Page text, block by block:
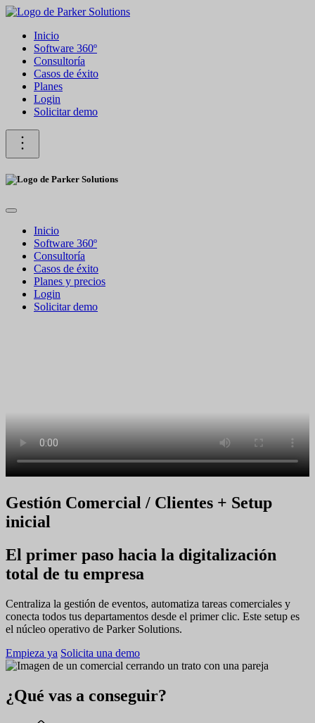
Inicio
Software 360º
Consultoría
Casos de éxito
Planes
Login
Solicitar demo
Inicio
Software 360º
Consultoría
Casos de éxito
Planes y precios
Login
Solicitar demo
Gestión Comercial / Clientes + Setup
inicial
El primer paso hacia la digitalización
total de tu empresa
Centraliza la gestión de eventos, automatiza tareas comerciales y
conecta todos tus departamentos desde el primer clic. Este setup es
el núcleo operativo de Parker Solutions.
Empieza ya Solicita una demo
¿Qué vas a conseguir?